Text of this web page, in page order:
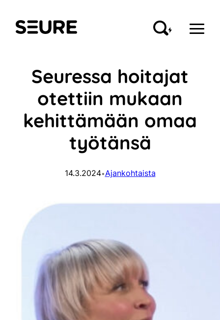
sisältöön
Seure
Seuressa hoitajat
otettiin mukaan
kehittämään omaa
työtänsä
14.3.2024•Ajankohtaista